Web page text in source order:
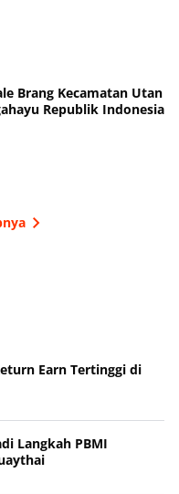
Brang Kecamatan Utan
Republik Indonesia
Earn Tertinggi di
Langkah PBMI